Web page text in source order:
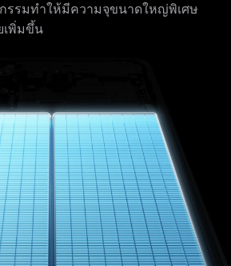
รรมทำให้มีความจุขนาดใหญ่พิเศษ
เพิ่มขึ้น